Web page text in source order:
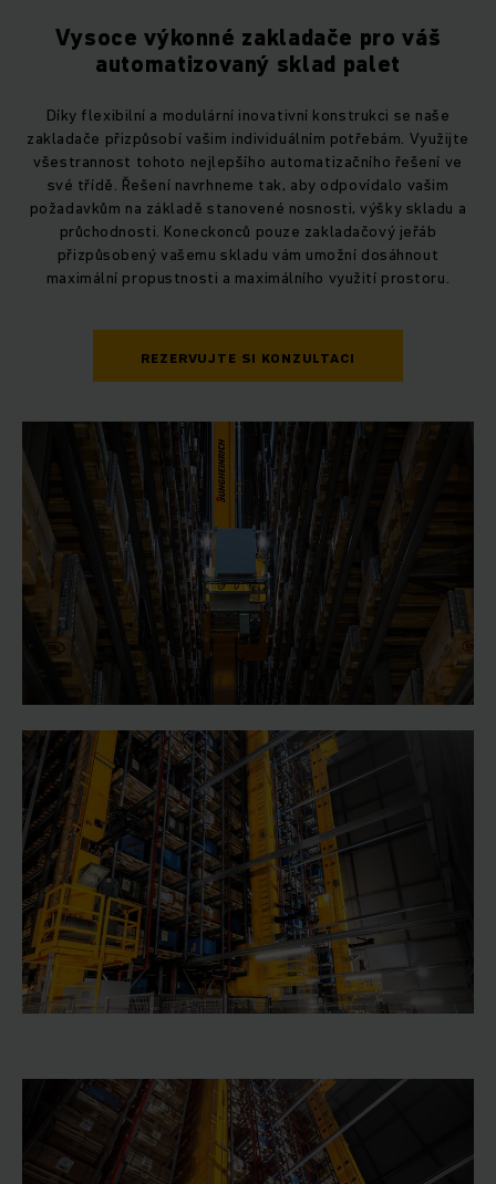
Vysoce výkonné zakladače pro váš
automatizovaný sklad palet
Díky flexibilní a modulární inovativní konstrukci se naše
zakladače přizpůsobí vašim individuálním potřebám. Využijte
všestrannost tohoto nejlepšího automatizačního řešení ve
své třídě. Řešení navrhneme tak, aby odpovídalo vašim
požadavkům na základě stanovené nosnosti, výšky skladu a
průchodnosti. Koneckonců pouze zakladačový jeřáb
přizpůsobený vašemu skladu vám umožní dosáhnout
maximální propustnosti a maximálního využití prostoru.
REZERVUJTE SI KONZULTACI